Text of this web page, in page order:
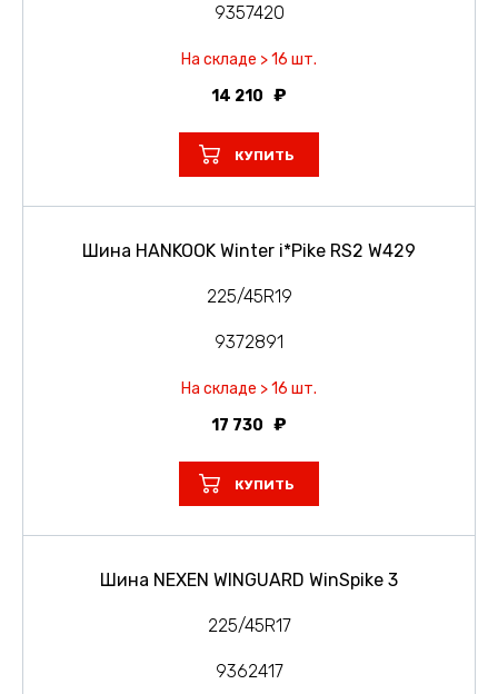
9357420
На складе > 16 шт.
14 210
КУПИТЬ
Шина HANKOOK Winter i*Pike RS2 W429
225/45R19
9372891
На складе > 16 шт.
17 730
КУПИТЬ
Шина NEXEN WINGUARD WinSpike 3
225/45R17
9362417